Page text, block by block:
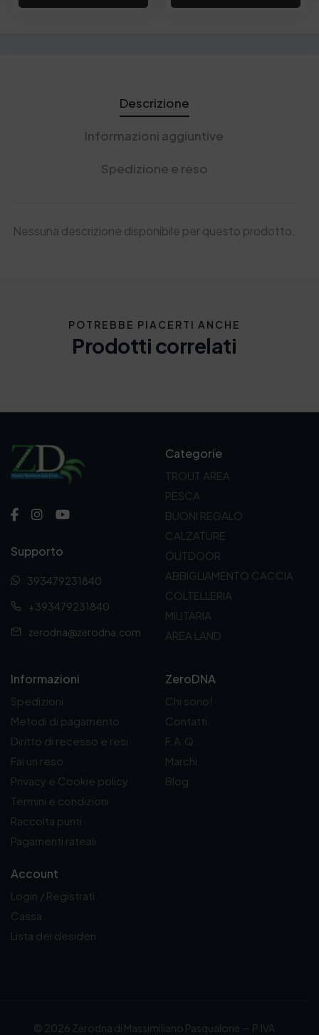
Descrizione
Informazioni aggiuntive
Spedizione e reso
Nessuna descrizione disponibile per questo prodotto.
POTREBBE PIACERTI ANCHE
Prodotti correlati
Supporto
393479231840
+393479231840
zerodna@zerodna.com
Categorie
TROUT AREA
PESCA
BUONI REGALO
CALZATURE
OUTDOOR
ABBIGLIAMENTO CACCIA
COLTELLERIA
MILITARIA
AREA LAND
Informazioni
Spedizioni
Metodi di pagamento
Diritto di recesso e resi
Fai un reso
Privacy e Cookie policy
Termini e condizioni
Raccolta punti
Pagamenti rateali
Account
Login / Registrati
Cassa
Lista dei desideri
ZeroDNA
Chi sono!
Contatti
F.A.Q.
Marchi
Blog
© 2026 Zerodna di Massimiliano Pasqualone — P.IVA